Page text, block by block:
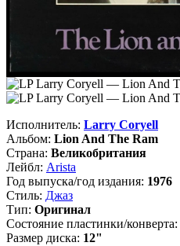
Исполнитель: Larry Coryell
Альбом: Lion And The Ram
Страна: Великобритания
Лейбл: Arista
Год выпуска/год издания: 1976
Стиль: Джаз
Тип: Оригинал
Состояние пластинки/конверта:
Размер диска: 12"